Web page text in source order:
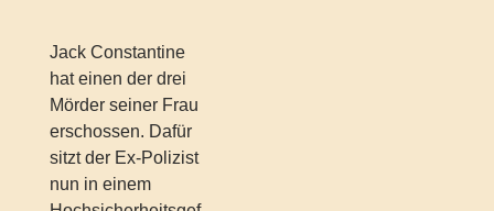
Jack Constantine
hat einen der drei
Mörder seiner Frau
erschossen. Dafür
sitzt der Ex-Polizist
nun in einem